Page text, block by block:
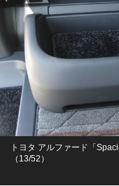
トヨタ アルファード「
（13/52）